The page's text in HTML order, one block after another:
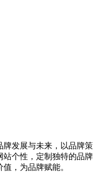
牌发展与未来，以品牌策
站个性，定制独特的品牌
，为品牌赋能。